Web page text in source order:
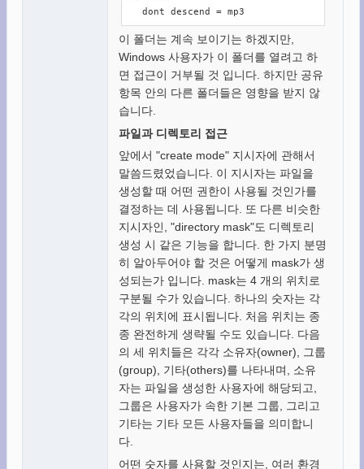
   dont descend = mp3
이 폴더는 계속 보이기는 하겠지만,
Windows 사용자가 이 폴더를 열려고 하
면 접근이 거부될 것 입니다. 하지만 공유
항목 안의 다른 폴더들은 영향을 받지 않
습니다.
파일과 디렉토리 접근
앞에서 "create mode" 지시자에 관해서
말씀드렸었습니다. 이 지시자는 파일을
생성할 때 어떤 권한이 사용될 것인가를
결정하는 데 사용됩니다. 또 다른 비슷한
지시자인, "directory mask"도 디렉토리
생성 시 같은 기능을 합니다. 한 가지 분명
히 알아두어야 할 것은 어떻게 mask가 생
성되는가 입니다. mask는 4 개의 위치로
구분될 수가 있습니다. 하나의 숫자는 각
각의 위치에 표시됩니다. 처음 위치는 종
종 완전하게 생략될 수도 있습니다. 다음
의 세 위치들은 각각 소유자(owner), 그룹
(group), 기타(others)를 나타내며, 소유
자는 파일을 생성한 사용자에 해당되고,
그룹은 사용자가 속한 기본 그룹, 그리고
기타는 기타 모든 사용자들을 의미합니
다.
어떤 숫자를 사용할 것인지는, 여러 환경